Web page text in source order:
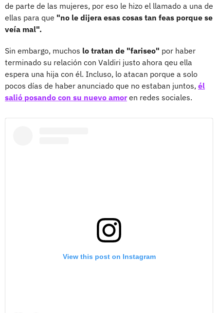
de parte de las mujeres, por eso le hizo el llamado a una de
ellas para que "no le dijera esas cosas tan feas porque se
veía mal".
Sin embargo, muchos lo tratan de "fariseo" por haber
terminado su relación con Valdiri justo ahora qeu ella
espera una hija con él. Incluso, lo atacan porque a solo
pocos días de haber anunciado que no estaban juntos, él
salió posando con su nuevo amor en redes sociales.
View this post on Instagram